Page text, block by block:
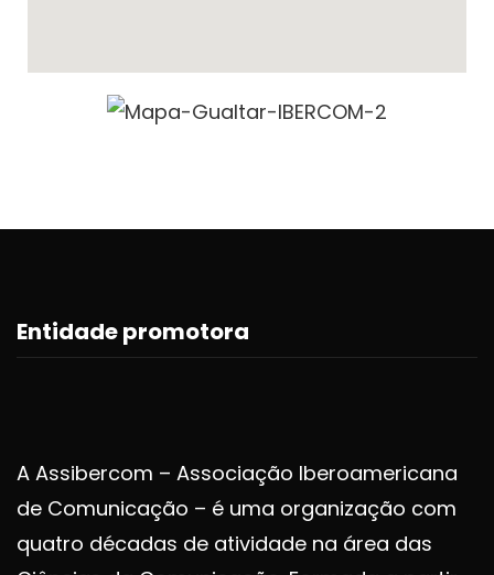
Entidade promotora
A Assibercom – Associação Iberoamericana
de Comunicação – é uma organização com
quatro décadas de atividade na área das